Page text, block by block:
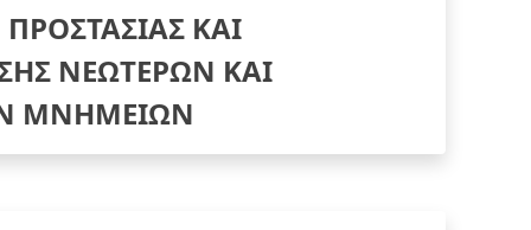
ΚΑΙ
ΝΕΩΤΕΡΩΝ ΚΑΙ
ΜΝΗΜΕΙΩΝ